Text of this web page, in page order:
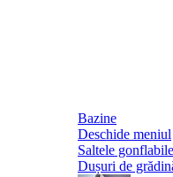
Bazine
Deschide meniul
Saltele gonflabile
Dușuri de